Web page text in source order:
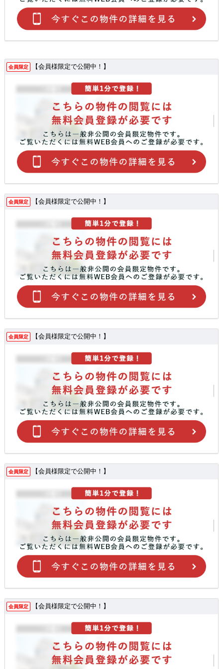
会員限定 【会員様限定で公開中！】
会員限定 【会員様限定で公開中！】
会員限定 【会員様限定で公開中！】
会員限定 【会員様限定で公開中！】
会員限定 【会員様限定で公開中！】